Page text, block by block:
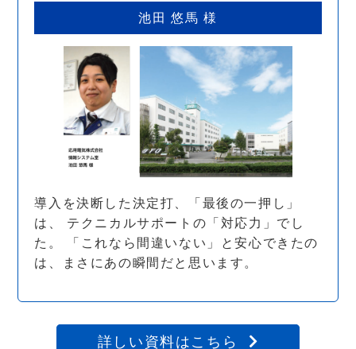
池田 悠馬 様
導入を決断した決定打、「最後の一押し」
は、 テクニカルサポートの「対応力」でし
た。 「これなら間違いない」と安心できたの
は、まさにあの瞬間だと思います。
詳しい資料はこちら